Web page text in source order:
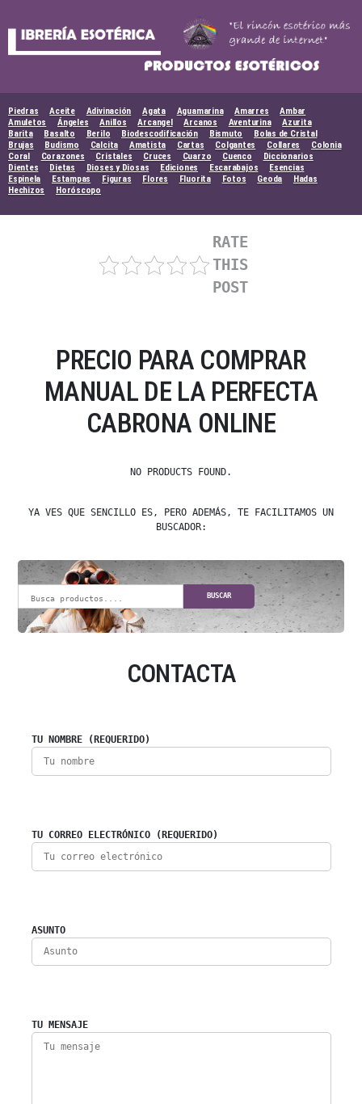
Piedras Aceite Adivinación Agata Aguamarina Amarres
Ambar
Amuletos
Ángeles Anillos Arcangel Arcanos Aventurina
Azurita
Barita
Basalto Berilo Biodescodificación Bismuto
Bolas de Cristal
Brujas
Budismo Calcita Amatista Cartas Colgantes Collares
Colonia
Coral
Corazones Cristales Cruces Cuarzo Cuenco
Diccionarios
Dientes
Dietas Dioses y Diosas Ediciones Escarabajos
Esencias
Espinela
Estampas Figuras Flores Fluorita Fotos Geoda
Hadas
Hechizos
Horóscopo
RATE
THIS
POST
PRECIO PARA COMPRAR
MANUAL DE LA PERFECTA
CABRONA ONLINE
NO PRODUCTS FOUND.
YA VES QUE SENCILLO ES, PERO ADEMÁS, TE FACILITAMOS UN
BUSCADOR:
BUSCAR
CONTACTA
TU NOMBRE (REQUERIDO)
TU CORREO ELECTRÓNICO (REQUERIDO)
ASUNTO
TU MENSAJE